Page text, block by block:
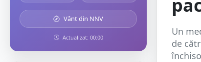
Vânt din NNV
Actualizat: 00:00
Un
de